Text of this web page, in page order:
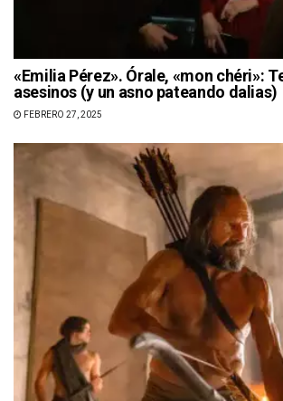
«Emilia Pérez». Órale, «mon chéri»:
asesinos (y un asno pateando dalias)
FEBRERO 27, 2025